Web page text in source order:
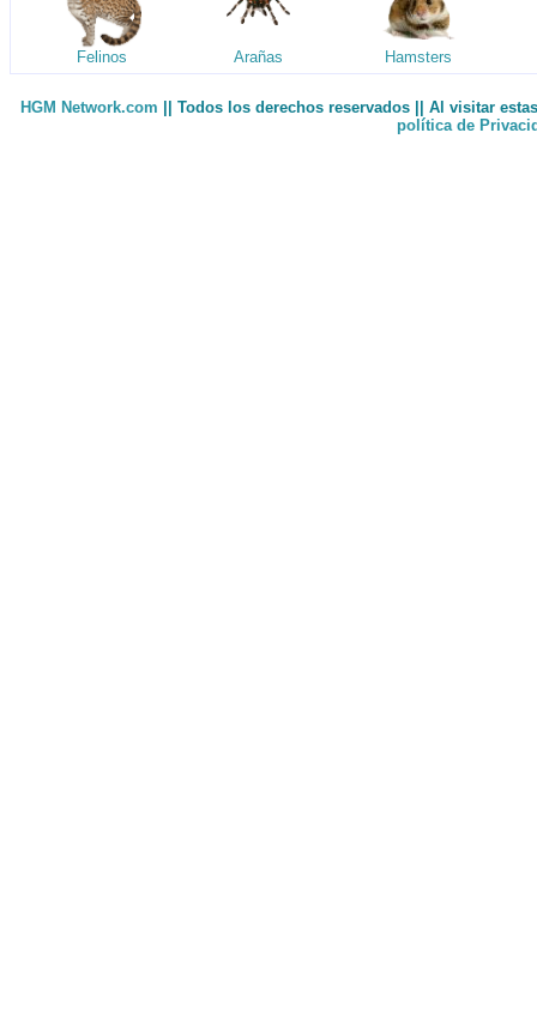
Felinos Arañas Hamsters
HGM Network.com || Todos los derechos reservados || Al visitar
política de